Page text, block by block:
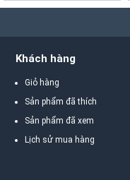
Khách hàng
Giỏ hàng
Sản phẩm đã thích
Sản phẩm đã xem
Lịch sử mua hàng